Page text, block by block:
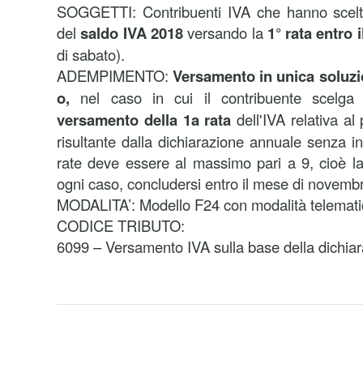
SOGGETTI: Contribuenti IVA che hanno
delsaldo IVA 2018versando la1° rata entro
di sabato).
ADEMPIMENTO:Versamento in unica
o, nel caso in cui il contribuente scelga
versamento della 1a rata dell'IVA relativa al
risultante dalla dichiarazione annuale senza
rate deve essere al massimo pari a 9, cioè
ogni caso, concludersi entro il mese di
MODALITA’: Modello F24 con modalità
CODICE TRIBUTO:
6099 – Versamento IVA sulla base della